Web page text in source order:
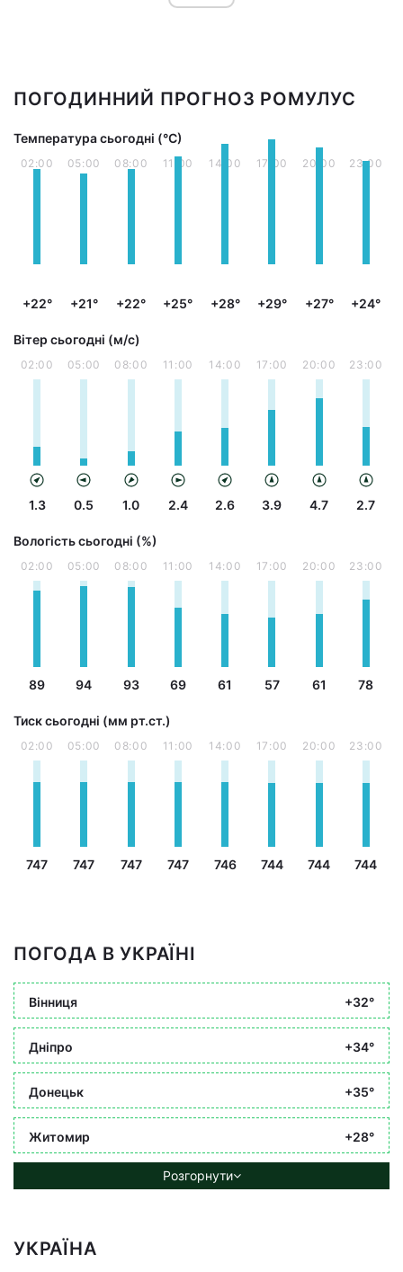
ПОГОДИННИЙ ПРОГНОЗ РОМУЛУС
Температура сьогодні (°С)
02:00
+22°
05:00
+21°
08:00
+22°
11:00
+25°
14:00
+28°
17:00
+29°
20:00
+27°
23:00
+24°
Вітер сьогодні (м/с)
02:00
1.3
05:00
0.5
08:00
1.0
11:00
2.4
14:00
2.6
17:00
3.9
20:00
4.7
23:00
2.7
Вологість сьогодні (%)
02:00
89
05:00
94
08:00
93
11:00
69
14:00
61
17:00
57
20:00
61
23:00
78
Тиск сьогодні (мм рт.ст.)
02:00
747
05:00
747
08:00
747
11:00
747
14:00
746
17:00
744
20:00
744
23:00
744
ПОГОДА В УКРАЇНІ
Вінниця +32°
Дніпро +34°
Донецьк +35°
Житомир +28°
Розгорнути
УКРАЇНА